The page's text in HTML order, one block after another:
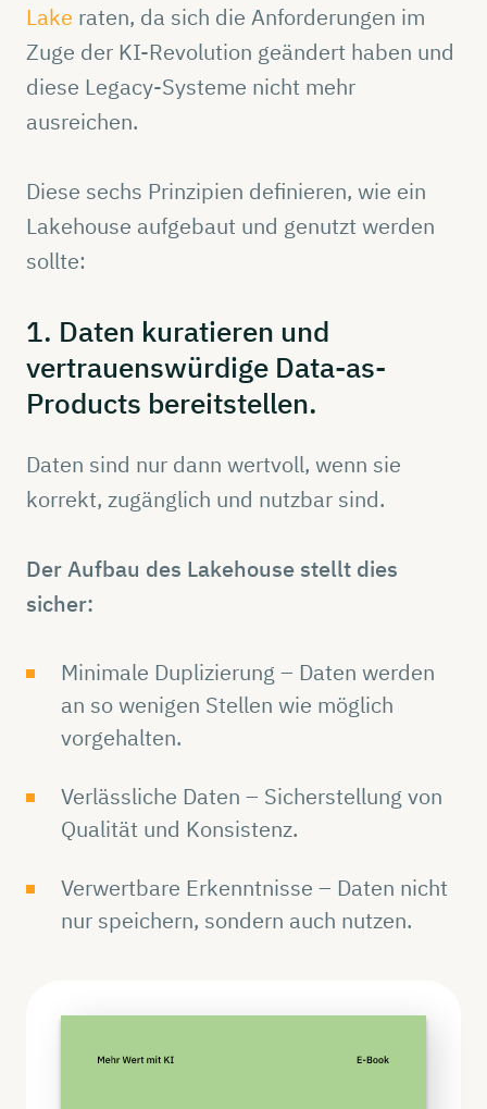
Lake raten, da sich die Anforderungen im
Zuge der KI-Revolution geändert haben und
diese Legacy-Systeme nicht mehr
ausreichen.
Diese sechs Prinzipien definieren, wie ein
Lakehouse aufgebaut und genutzt werden
sollte:
1. Daten kuratieren und
vertrauenswürdige Data-as-
Products bereitstellen.
Daten sind nur dann wertvoll, wenn sie
korrekt, zugänglich und nutzbar sind.
Der Aufbau des Lakehouse stellt dies
sicher:
Minimale Duplizierung – Daten werden
an so wenigen Stellen wie möglich
vorgehalten.
Verlässliche Daten – Sicherstellung von
Qualität und Konsistenz.
Verwertbare Erkenntnisse – Daten nicht
nur speichern, sondern auch nutzen.